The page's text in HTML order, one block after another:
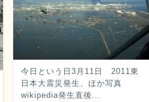
今日という日3月11日 2011東
日本大震災発生、ほか写真
wikipedia発生直後...